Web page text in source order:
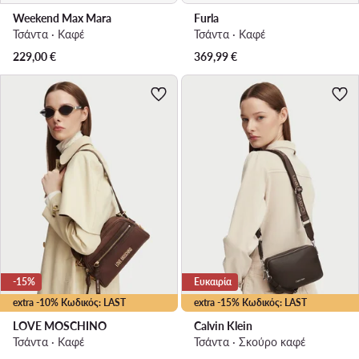
Weekend Max Mara
Τσάντα · Καφέ
229,00€
Furla
Τσάντα · Καφέ
369,99€
extra -10% Κωδικός: LAST
-15%
LOVE MOSCHINO
Τσάντα · Καφέ
extra -15% Κωδικός: LAST
Ευκαιρία
Calvin Klein
Τσάντα · Σκούρο καφέ